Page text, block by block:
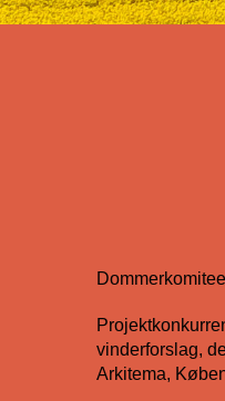
vinderforslag,
Arkitema,